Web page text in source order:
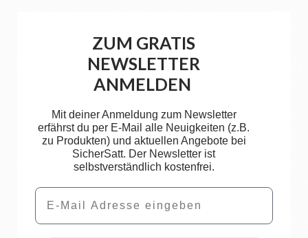
ZUM GRATIS
NEWSLETTER
ANMELDEN
Mit deiner Anmeldung zum Newsletter
erfährst du per E-Mail alle Neuigkeiten (z.B.
zu Produkten) und aktuellen Angebote bei
SicherSatt. Der Newsletter ist
selbstverständlich kostenfrei.
Email